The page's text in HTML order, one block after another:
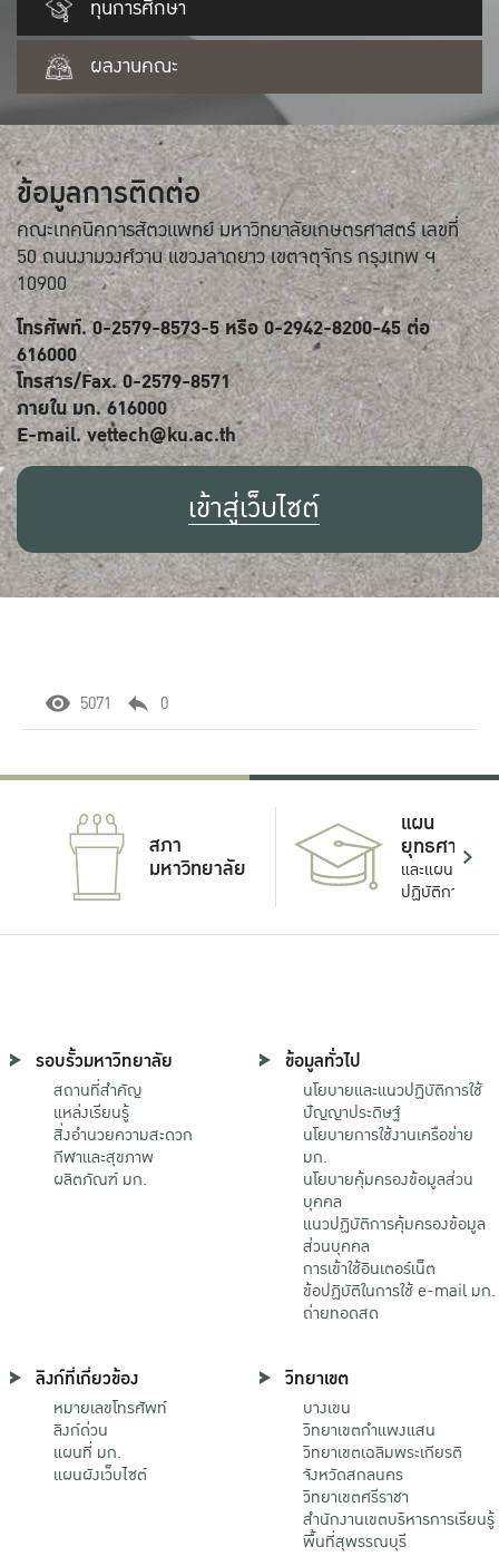
ทุนการศึกษา
ผลงานคณะ
ข้อมูลการติดต่อ
คณะเทคนิคการสัตวแพทย์ มหาวิทยาลัยเกษตรศาสตร์ เลขที่
50 ถนนงามวงศ์วาน แขวงลาดยาว เขตจตุจักร กรุงเทพ ฯ
10900
โทรศัพท์. 0-2579-8573-5 หรือ 0-2942-8200-45 ต่อ
616000
โทรสาร/Fax. 0-2579-8571
ภายใน มก. 616000
E-mail. vettech@ku.ac.th
เข้าสู่เว็บไซต์
5071 0
สภา
มหาวิทยาลัย
แผน
ยุทธศาสตร์
และแผน
ปฏิบัติการ
รอบรั้วมหาวิทยาลัย
สถานที่สำคัญ
แหล่งเรียนรู้
สิ่งอำนวยความสะดวก
กีฬาและสุขภาพ
ผลิตภัณฑ์ มก.
ข้อมูลทั่วไป
นโยบายและแนวปฏิบัติการใช้
ปัญญาประดิษฐ์
นโยบายการใช้งานเครือข่าย
มก.
นโยบายคุ้มครองข้อมูลส่วน
บุคคล
แนวปฏิบัติการคุ้มครองข้อมูล
ส่วนบุคคล
การเข้าใช้อินเตอร์เน็ต
ข้อปฏิบัติในการใช้ e-mail มก.
ถ่ายทอดสด
ลิงก์ที่เกี่ยวข้อง
หมายเลขโทรศัพท์
ลิงก์ด่วน
แผนที่ มก.
แผนผังเว็บไซต์
วิทยาเขต
บางเขน
วิทยาเขตกําแพงแสน
วิทยาเขตเฉลิมพระเกียรติ
จังหวัดสกลนคร
วิทยาเขตศรีราชา
สำนักงานเขตบริหารการเรียนรู้
พื้นที่สุพรรณบุรี